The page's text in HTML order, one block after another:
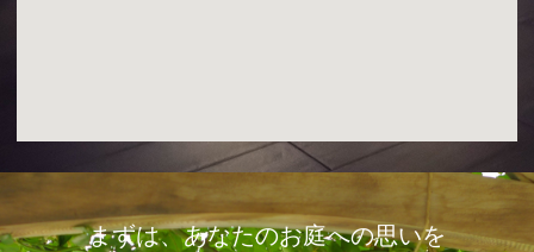
まずは、あなたのお庭への思いを